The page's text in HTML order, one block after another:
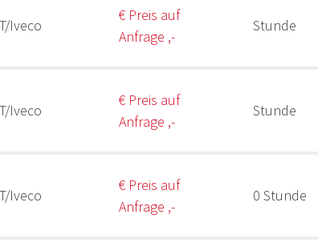
Iveco
€ Preis auf
Anfrage ,-
Stunde
Iveco
€ Preis auf
Anfrage ,-
Stunde
Iveco
€ Preis auf
Anfrage ,-
0 Stunde